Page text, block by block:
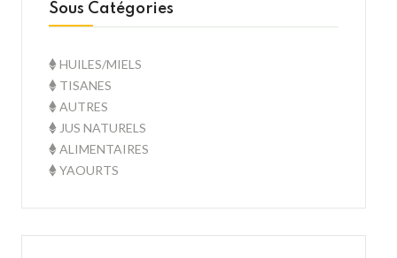
Sous Catégories
HUILES/MIELS
TISANES
AUTRES
JUS NATURELS
ALIMENTAIRES
YAOURTS